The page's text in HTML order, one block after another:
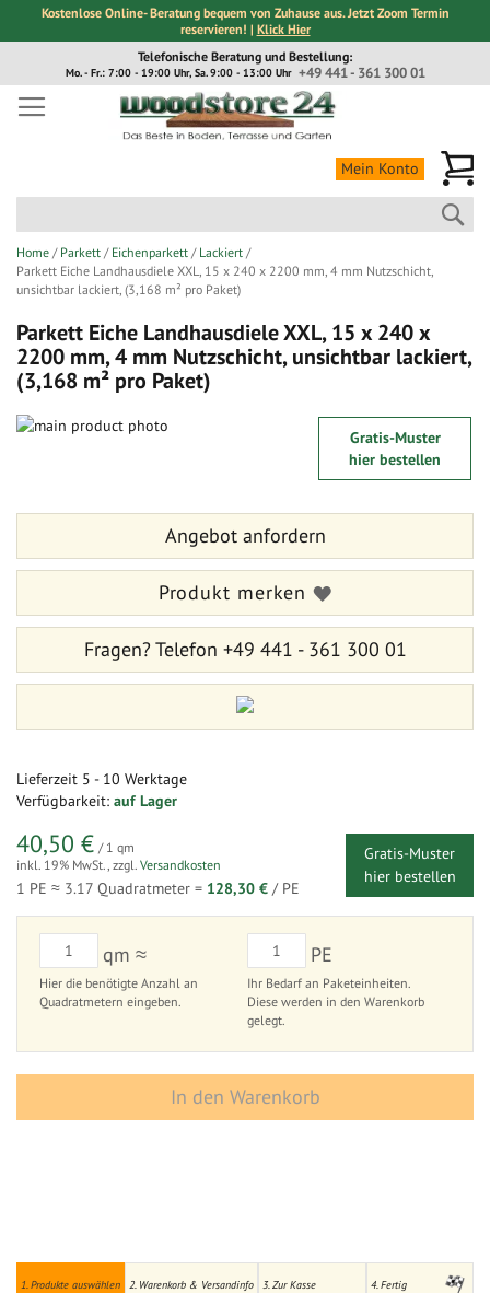
Kostenlose Online- Beratung bequem von Zuhause aus. Jetzt Zoom Termin
reservieren! | Klick Hier
Inhalt
Telefonische Beratung und Bestellung:
+49 441 - 361 300 01
Mo. - Fr.: 7:00 - 19:00 Uhr, Sa. 9:00 - 13:00 Uhr
Mein Konto
Home Parkett Eichenparkett
Lackiert
Parkett Eiche Landhausdiele XXL, 15 x 240 x 2200 mm, 4 mm Nutzschicht,
unsichtbar lackiert, (3,168 m² pro Paket)
1. Produkte auswählen 2. Warenkorb & Versandinfo 3. Zur Kasse 4. Fertig
Parkett Eiche Landhausdiele XXL, 15 x 240 x
2200 mm, 4 mm Nutzschicht, unsichtbar lackiert,
(3,168 m² pro Paket)
Lieferzeit 5 - 10 Werktage
Verfügbarkeit: auf Lager
40,50 € / 1 qm
inkl. 19% MwSt., zzgl. Versandkosten
1 PE ≈ 3.17 Quadratmeter = 128,30 € / PE
Gratis-Muster
hier bestellen
qm ≈
Hier die benötigte Anzahl an
Quadratmetern eingeben.
PE
Ihr Bedarf an Paketeinheiten.
Diese werden in den Warenkorb
gelegt.
In den Warenkorb
Gratis-Muster
hier bestellen
Zum
springen
Bildergalerie
Angebot anfordern
Produkt merken
Fragen?Telefon +49 441 - 361 300 01